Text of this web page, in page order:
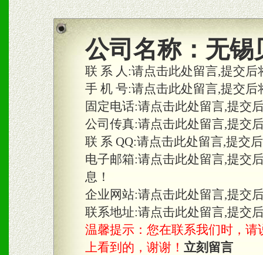
商利润。
2、区域独家经营；建立区
合作关系。
三、物料及媒体
1、免费提供体验及宣传彩
2、不定期在各大知名网站
知名度和影响力。
3、根据地方实际情况提供
具。
公司名称： 无锡
联 系 人:请点击此处留言,提交
手 机 号:请点击此处留言,提交
固定电话:请点击此处留言,提交
公司传真:请点击此处留言,提交
联 系 QQ:请点击此处留言,提交
电子邮箱:请点击此处留言,提交
息！
企业网站:请点击此处留言,提交
联系地址:请点击此处留言,提交
温馨提示：您在联系我们时，请
上看到的，谢谢！ 立刻留言